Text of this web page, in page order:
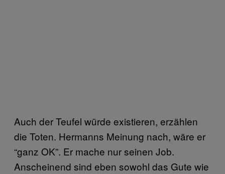
Auch der Teufel würde existieren, erzählen
die Toten. Hermanns Meinung nach, wäre er
“ganz OK”. Er mache nur seinen Job.
Anscheinend sind eben sowohl das Gute wie